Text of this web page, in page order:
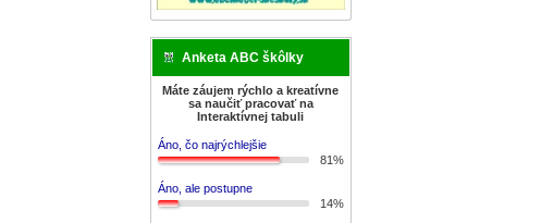
Anketa ABC škôlky
Máte záujem rýchlo a kreatívne
sa naučiť pracovať na
Interaktívnej tabuli
Áno, čo najrýchlejšie
81%
Áno, ale postupne
14%